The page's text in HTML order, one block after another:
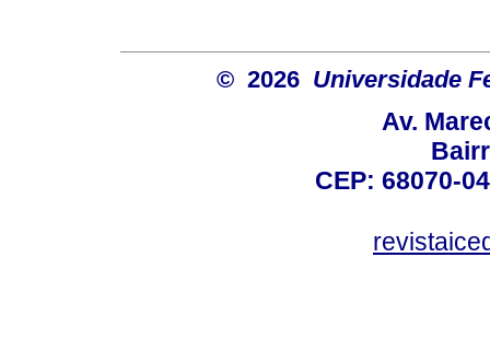
© 2026 Universidade
Av.
CEP: 68070-